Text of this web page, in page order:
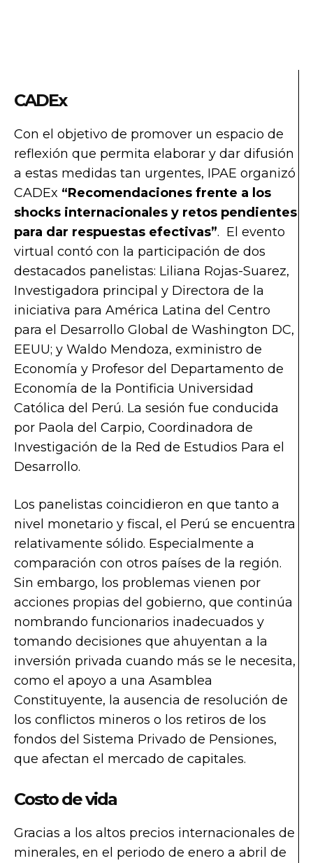
CADEx
Con el objetivo de promover un espacio de
reflexión que permita elaborar y dar difusión
a estas medidas tan urgentes, IPAE organizó
CADEx “Recomendaciones frente a los
shocks internacionales y retos pendientes
para dar respuestas efectivas”. El evento
virtual contó con la participación de dos
destacados panelistas: Liliana Rojas-Suarez,
Investigadora principal y Directora de la
iniciativa para América Latina del Centro
para el Desarrollo Global de Washington DC,
EEUU; y Waldo Mendoza, exministro de
Economía y Profesor del Departamento de
Economía de la Pontificia Universidad
Católica del Perú. La sesión fue conducida
por Paola del Carpio, Coordinadora de
Investigación de la Red de Estudios Para el
Desarrollo.
Los panelistas coincidieron en que tanto a
nivel monetario y fiscal, el Perú se encuentra
relativamente sólido. Especialmente a
comparación con otros países de la región.
Sin embargo, los problemas vienen por
acciones propias del gobierno, que continúa
nombrando funcionarios inadecuados y
tomando decisiones que ahuyentan a la
inversión privada cuando más se le necesita,
como el apoyo a una Asamblea
Constituyente, la ausencia de resolución de
los conflictos mineros o los retiros de los
fondos del Sistema Privado de Pensiones,
que afectan el mercado de capitales.
Costo de vida
Gracias a los altos precios internacionales de
minerales, en el periodo de enero a abril de